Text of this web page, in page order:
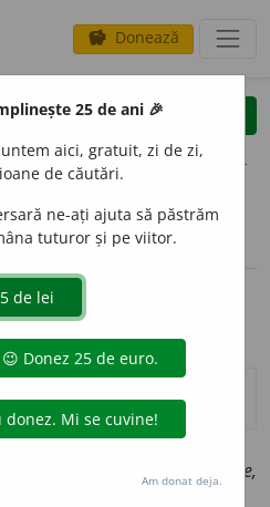
savings Donează
clear
opțiuni
(6)
primitivism, primitivitate,
25 de ani 🎉
aici, gratuit, zi de zi,
de căutări.
ne-ați ajuta să păstrăm
tuturor și pe viitor.
Am donat deja.